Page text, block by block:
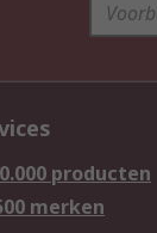
producten
merken